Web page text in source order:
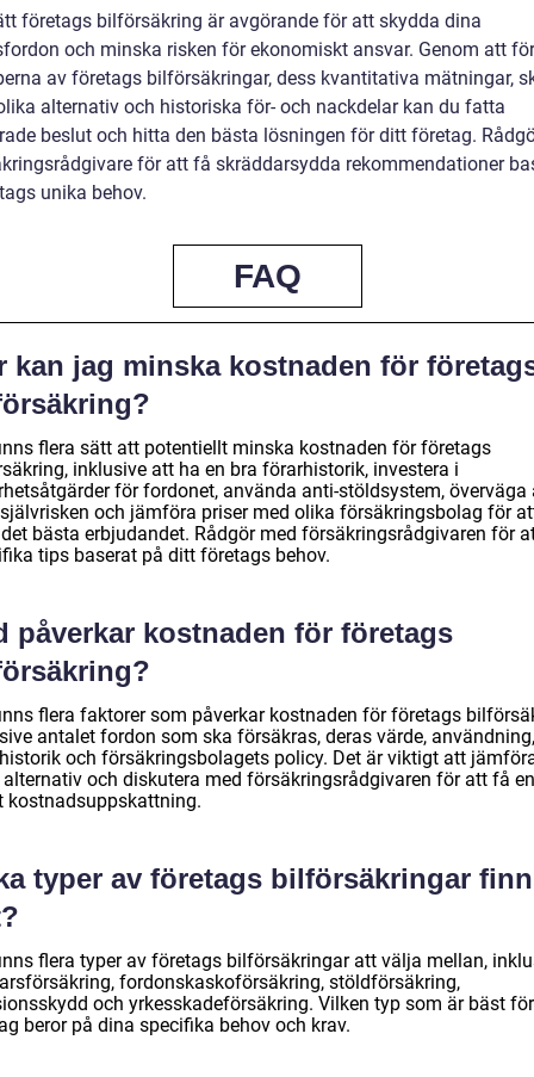
företags bilförsäkring är avgörande för att skydda dina
och minska risken för ekonomiskt ansvar. Genom att
av företags bilförsäkringar, dess kvantitativa mätningar,
alternativ och historiska för- och nackdelar kan du fatta
beslut och hitta den bästa lösningen för ditt företag.
för att få skräddarsydda rekommendationer
unika behov.
FAQ
kan jag minska kostnaden för
flera sätt att potentiellt minska kostnaden för företags
inklusive att ha en bra förarhistorik, investera i
för fordonet, använda anti-stöldsystem, överväga
och jämföra priser med olika försäkringsbolag för
bästa erbjudandet. Rådgör med försäkringsrådgivaren för
tips baserat på ditt företags behov.
påverkar kostnaden för företags
flera faktorer som påverkar kostnaden för företags
antalet fordon som ska försäkras, deras värde, användning,
och försäkringsbolagets policy. Det är viktigt att
och diskutera med försäkringsrådgivaren för att få en
kostnadsuppskattning.
typer av företags bilförsäkringar
flera typer av företags bilförsäkringar att välja mellan,
fordonskaskoförsäkring, stöldförsäkring,
och yrkesskadeförsäkring. Vilken typ som är bäst
beror på dina specifika behov och krav.